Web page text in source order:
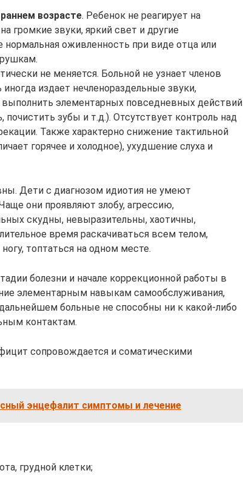
возрасте. Ребенок не реагирует на
громкие звуки, яркий свет и другие
нормальная оживленность при виде отца или
не меняется. Больной не узнает членов
издает нечленораздельные звуки,
элементарных повседневных действий
зубы и т.д.). Отсутствует контроль над
Также характерно снижение тактильной
горячее и холодное), ухудшение слуха и
Дети с диагнозом идиотия не умеют
они проявляют злобу, агрессию,
скудны, невыразительны, хаотичны,
время раскачиваться всем телом,
топтаться на одном месте.
болезни и начале коррекционной работы в
элементарным навыкам самообслуживания,
больные не способны ни к какой-либо
контактам.
сопровождается и соматическими
энцефалит симптомы и лечение
грудной клетки;